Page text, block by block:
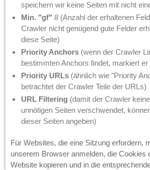
speichern wir keine Seiten mit nicht
Min. "gf" 8(Anzahl der erhaltenen
Crawler nicht genügend gute Felder
diese Seite)
Priority Anchors (wenn der Crawler
bestimmten Anchors findet, markiert
Priority URLs (ähnlich wie "Priority
betrachtet der Crawler Teile der URLs)
URL Filtering (damit der Crawler
unnötigen Seiten verschwendet,
dieser Seiten angeben)
Für Websites, die eine Sitzung erfordern,
unserem Browser anmelden, die Cookies
Website kopieren und in die